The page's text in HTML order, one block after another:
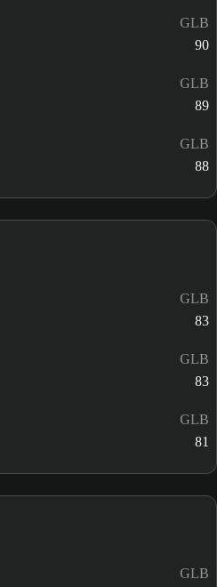
GLB
90
GLB
89
GLB
88
GLB
83
GLB
83
GLB
81
GLB